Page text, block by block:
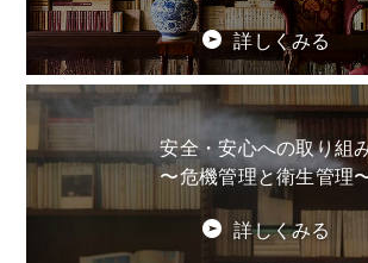
詳しくみる
安全・安心への取り組
〜危機管理と衛生管理
詳しくみる